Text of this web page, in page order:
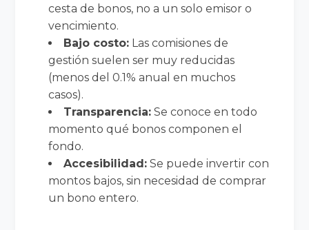
cesta de bonos, no a un solo emisor o
vencimiento.
Bajo costo: Las comisiones de
gestión suelen ser muy reducidas
(menos del 0.1% anual en muchos
casos).
Transparencia: Se conoce en todo
momento qué bonos componen el
fondo.
Accesibilidad: Se puede invertir con
montos bajos, sin necesidad de comprar
un bono entero.